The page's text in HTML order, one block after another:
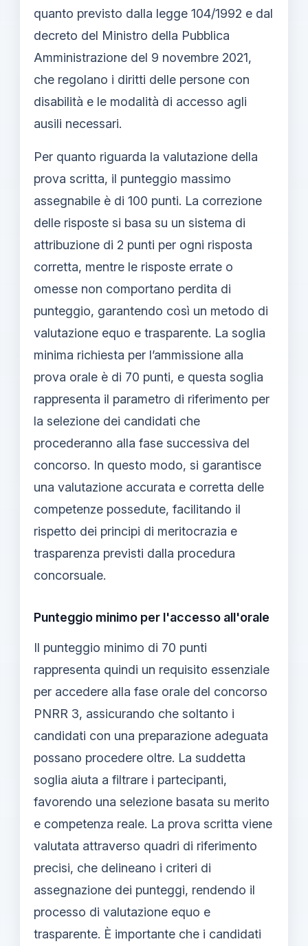
quanto previsto dalla legge 104/1992 e dal
decreto del Ministro della Pubblica
Amministrazione del 9 novembre 2021,
che regolano i diritti delle persone con
disabilità e le modalità di accesso agli
ausili necessari.
Per quanto riguarda la valutazione della
prova scritta, il punteggio massimo
assegnabile è di 100 punti. La correzione
delle risposte si basa su un sistema di
attribuzione di 2 punti per ogni risposta
corretta, mentre le risposte errate o
omesse non comportano perdita di
punteggio, garantendo così un metodo di
valutazione equo e trasparente. La soglia
minima richiesta per l’ammissione alla
prova orale è di 70 punti, e questa soglia
rappresenta il parametro di riferimento per
la selezione dei candidati che
procederanno alla fase successiva del
concorso. In questo modo, si garantisce
una valutazione accurata e corretta delle
competenze possedute, facilitando il
rispetto dei principi di meritocrazia e
trasparenza previsti dalla procedura
concorsuale.
Punteggio minimo per l'accesso all'orale
Il punteggio minimo di 70 punti
rappresenta quindi un requisito essenziale
per accedere alla fase orale del concorso
PNRR 3, assicurando che soltanto i
candidati con una preparazione adeguata
possano procedere oltre. La suddetta
soglia aiuta a filtrare i partecipanti,
favorendo una selezione basata su merito
e competenza reale. La prova scritta viene
valutata attraverso quadri di riferimento
precisi, che delineano i criteri di
assegnazione dei punteggi, rendendo il
processo di valutazione equo e
trasparente. È importante che i candidati